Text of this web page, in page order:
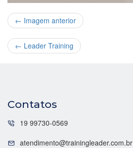
← Imagem anterior
← Leader Training
Contatos
19 99730-0569
atendimento@trainingleader.com.br